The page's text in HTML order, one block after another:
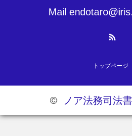
Mail
トップページ
© ノア法務司法